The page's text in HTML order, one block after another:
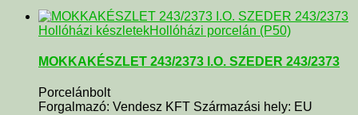
Hollóházi készletekHollóházi porcelán (P50)
MOKKAKÉSZLET 243/2373 I.O. SZEDER 243/2373
Porcelánbolt
Forgalmazó: Vendesz KFT Származási hely: EU